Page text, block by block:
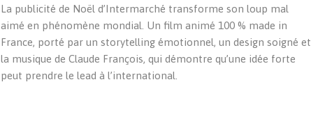
La publicité de Noël d’Intermarché transforme son loup mal
aimé en phénomène mondial. Un film animé 100 % made in
France, porté par un storytelling émotionnel, un design soigné et
la musique de Claude François, qui démontre qu’une idée forte
peut prendre le lead à l’international.